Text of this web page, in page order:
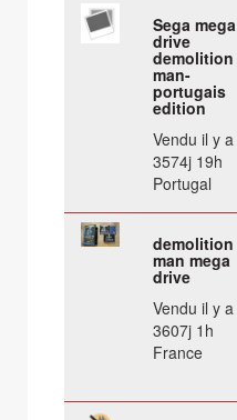
Sega mega
drive
demolition
man-
portugais
edition
Vendu il y a
3574j 19h
Portugal
demolition
man mega
drive
Vendu il y a
3607j 1h
France